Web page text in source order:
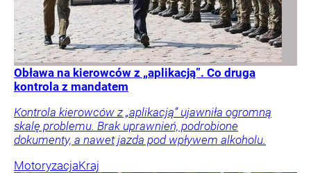
Obława na kierowców z „aplikacją”. Co druga
kontrola z mandatem
Kontrola kierowców z „aplikacją” ujawniła ogromną
skalę problemu. Brak uprawnień, podrobione
dokumenty, a nawet jazda pod wpływem alkoholu.
MotoryzacjaKraj